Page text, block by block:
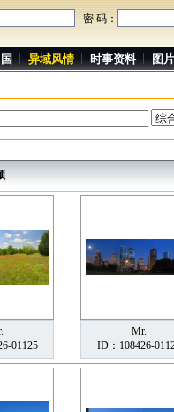
密 码：
异域风情 时事资料 图
01125
Mr.
ID：108426-